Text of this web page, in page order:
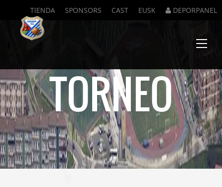
TIENDA SPONSORS CAST EUSK DEPORPANEL
Menu
TORNEO